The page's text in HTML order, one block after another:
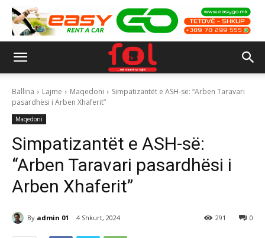
Ballina Lajme Maqedoni
Simpatizantët e ASH-së: “Arben Taravari
pasardhësi i Arben Xhaferit”
Maqedoni
Simpatizantët e ASH-së:
“Arben Taravari pasardhësi i
Arben Xhaferit”
By admin 01 4 Shkurt, 2024 0
291